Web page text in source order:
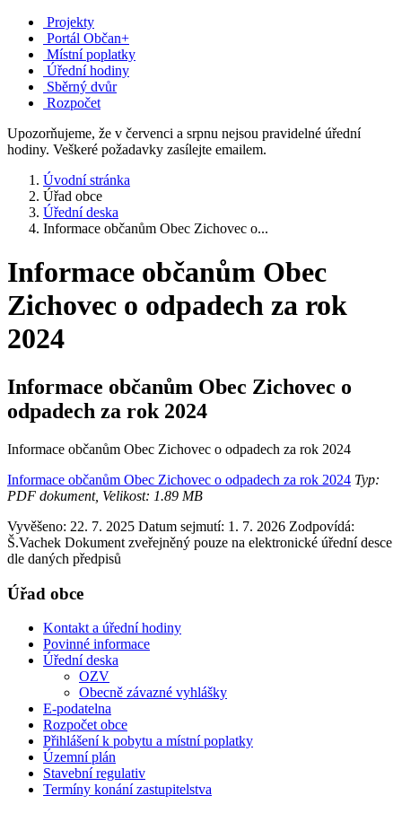
Projekty
Portál Občan+
Místní poplatky
Úřední hodiny
Sběrný dvůr
Rozpočet
Upozorňujeme, že v červenci a srpnu nejsou pravidelné úřední
hodiny. Veškeré požadavky zasílejte emailem.
Úvodní stránka
Úřad obce
Úřední deska
Informace občanům Obec Zichovec o...
Informace občanům Obec
Zichovec o odpadech za rok
2024
Informace občanům Obec Zichovec o
odpadech za rok 2024
Informace občanům Obec Zichovec o odpadech za rok 2024
Informace občanům Obec Zichovec o odpadech za rok 2024 Typ:
PDF dokument, Velikost: 1.89 MB
Vyvěšeno: 22. 7. 2025 Datum sejmutí: 1. 7. 2026 Zodpovídá:
Š.Vachek Dokument zveřejněný pouze na elektronické úřední desce
dle daných předpisů
Úřad obce
Kontakt a úřední hodiny
Povinné informace
Úřední deska
OZV
Obecně závazné vyhlášky
E-podatelna
Rozpočet obce
Přihlášení k pobytu a místní poplatky
Územní plán
Stavební regulativ
Termíny konání zastupitelstva